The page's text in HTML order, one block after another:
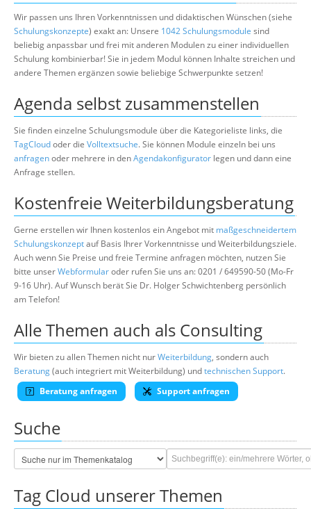
Wir passen uns Ihren Vorkenntnissen und didaktischen Wünschen (siehe
Schulungskonzepte) exakt an: Unsere 1042 Schulungsmodule sind
beliebig anpassbar und frei mit anderen Modulen zu einer individuellen
Schulung kombinierbar! Sie in jedem Modul können Inhalte streichen und
andere Themen ergänzen sowie beliebige Schwerpunkte setzen!
Agenda selbst zusammenstellen
Sie finden einzelne Schulungsmodule über die Kategorieliste links, die
TagCloudoder die Volltextsuche. Sie können Module einzeln bei uns
anfragenoder mehrere in denAgendakonfigurator legen und dann eine
Anfrage stellen.
Kostenfreie Weiterbildungsberatung
Gerne erstellen wir Ihnen kostenlos ein Angebot mit maßgeschneidertem
Schulungskonzeptauf Basis Ihrer Vorkenntnisse und Weiterbildungsziele.
Auch wenn Sie Preise und freie Termine anfragen möchten, nutzen Sie
bitte unserWebformularoder rufen Sie uns an: 0201 / 649590-50 (Mo-Fr
9-16 Uhr). Auf Wunsch berät Sie Dr. Holger Schwichtenberg persönlich
am Telefon!
Alle Themen auch als Consulting
Wir bieten zu allen Themen nicht nurWeiterbildung, sondern auch
Beratung(auch integriert mit Weiterbildung) undtechnischen Support.
Beratung anfragen
Support anfragen
Suche
Tag Cloud unserer Themen